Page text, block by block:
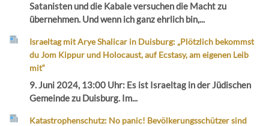
Satanisten und die Kabale versuchen die Macht zu
übernehmen. Und wenn ich ganz ehrlich bin,...
Israeltag mit Arye Shalicar in Duisburg: „Plötzlich bekommst
du Jom Kippur und Holocaust, auf Ecstasy, am eigenen Leib
mit“
9. Juni 2024, 13:00 Uhr: Es ist Israeltag in der Jüdischen
Gemeinde zu Duisburg. Im...
Katastrophenschutz: No panic! Bevölkerungsschützer sind